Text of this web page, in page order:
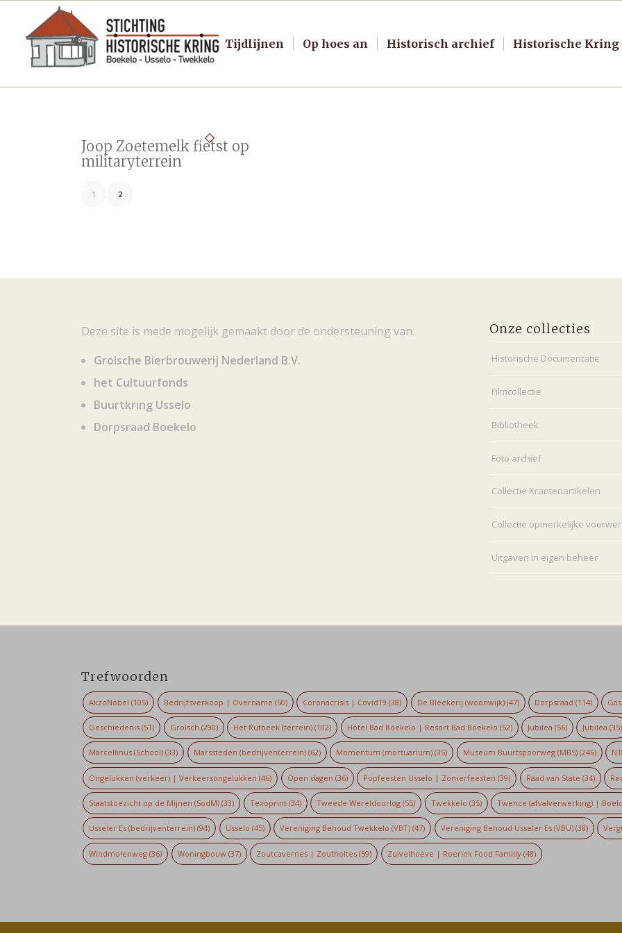
Tijdlijnen Op hoes an Historisch archief Historische Kring
Joop Zoetemelk fietst op
militaryterrein
1 2
Deze site is mede mogelijk gemaakt door de ondersteuning van:
Grolsche Bierbrouwerij Nederland B.V.
het Cultuurfonds
Buurtkring Usselo
Dorpsraad Boekelo
Onze collecties
Historische Documentatie
Filmcollectie
Bibliotheek
Foto archief
Collectie Krantenartikelen
Collectie opmerkelijke
Uitgaven in eigen beheer
Trefwoorden
AkzoNobel (105) Bedrijfsverkoop | Overname (50) Coronacrisis | Covid19 (38) De Bleekerij (woonwijk)(47) Dorpsraad (114)
Geschiedenis (51) Grolsch (290) Het Rutbeek (terrein) (102) Hotel Bad Boekelo | Resort Bad Boekelo (52) Jubilea (56) Jubilea (35)
Marcellinus (School) (33) Marssteden (bedrijventerrein)(62) Momentum (mortuarium) (35) Museum Buurtspoorweg (MBS)(246)
Ongelukken (verkeer) | Verkeersongelukken (46) Open dagen (36) Popfeesten Usselo | Zomerfeesten (39) Raad van State (34)
Staatstoezicht op de Mijnen (SodM) (33) Texoprint(34) Tweede Wereldoorlog (55) Twekkelo (35) Twence (afvalverwerking) |
Usseler Es (bedrijventerrein) (94) Usselo (45) Vereniging Behoud Twekkelo (VBT) (47) Vereniging Behoud Usseler Es (VBU)(38)
Windmolenweg (36) Woningbouw(37) Zoutcavernes | Zoutholtes (59) Zuivelhoeve | Roerink Food Familiy(48)